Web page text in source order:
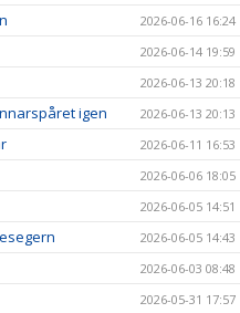
2026-06-16 16:24
2026-06-14 19:59
2026-06-13 20:18
igen 2026-06-13 20:13
2026-06-11 16:53
2026-06-06 18:05
2026-06-05 14:51
2026-06-05 14:43
2026-06-03 08:48
2026-05-31 17:57